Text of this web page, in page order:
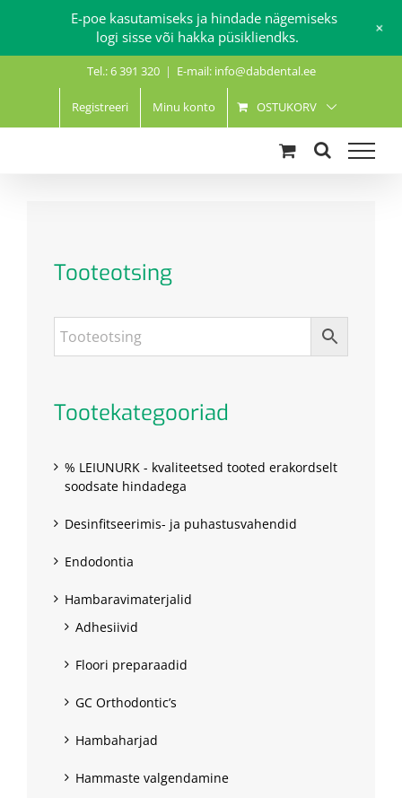
Tel.: 6 391 320 | E-mail: info@dabdental.ee
Registreeri Minu konto OSTUKORV
Tooteotsing
Tootekategooriad
% LEIUNURK - kvaliteetsed tooted erakordselt
soodsate hindadega
Desinfitseerimis- ja puhastusvahendid
Endodontia
Hambaravimaterjalid
Adhesiivid
Floori preparaadid
GC Orthodontic’s
Hambaharjad
Hammaste valgendamine
E-poe kasutamiseks ja hindade nägemiseks
logi sisse või hakka püsikliendks.
+